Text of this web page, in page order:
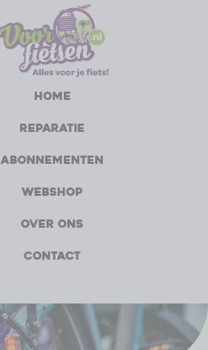
Home
Reparatie
Abonnementen
Webshop
Over ons
Contact